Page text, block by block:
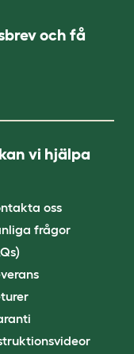
och få
vi hjälpa
oss
frågor